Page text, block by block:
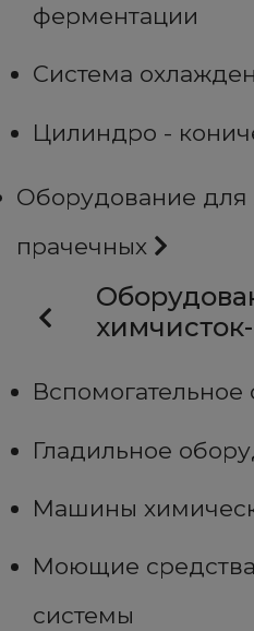
ферментации
Система
Цилиндро -
Оборудование для
прачечных
Гладильное
Машины
Моющие
системы